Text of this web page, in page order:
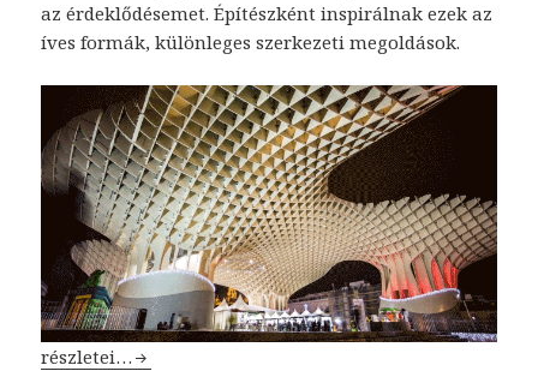
az érdeklődésemet. Építészként inspirálnak ezek az
íves formák, különleges szerkezeti megoldások.
Sevilla faszerkezet (Metropol Parasol)
részletei…